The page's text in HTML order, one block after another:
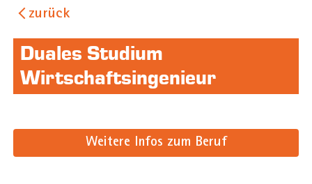
zurück
Duales Studium
Wirtschaftsingenieur
Weitere Infos zum Beruf